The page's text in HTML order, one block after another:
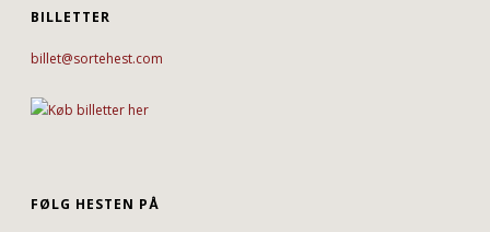
BILLETTER
billet@sortehest.com
FØLG HESTEN PÅ